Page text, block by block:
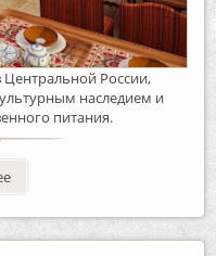
России,
наследием и
питания.